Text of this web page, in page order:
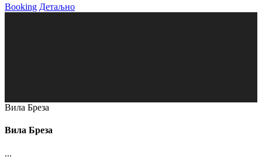
Booking Детаљно
Вила Бреза
Вила Бреза
...